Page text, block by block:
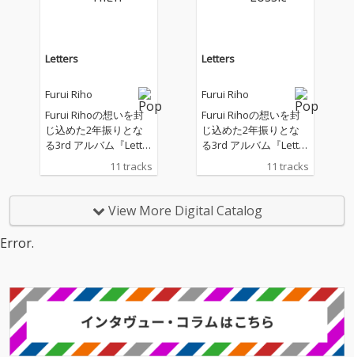
ないから” といった歌
詞には、不運なこと、
それがよりよい未来に
繋がることもあるとい
うポジティブなメッセ
ージが詰まっている。
タッグを組み、最近で
knoakが楽曲制作を共
ないから” といった歌
詞には、不運なこと、
それがよりよい未来に
繋がることもあるとい
うポジティブなメッセ
ージが詰まっている。
タッグを組み、最近で
knoakが楽曲制作を共
Letters
Furui Riho
Furui Rihoの想いを封
じ込めた2年振りとな
る3rd アルバム『Letter
そのタイトルのとお
に向けた手紙のよう
に、想いを綴った楽曲
年2025年夏にリリース
HE ANIMATION』オー
プニング主題歌「Hell
11 tracks
Letters
Furui Riho
Furui Rihoの想いを封
じ込めた2年振りとな
る3rd アルバム『Letter
そのタイトルのとお
に向けた手紙のよう
に、想いを綴った楽曲
年2025年夏にリリース
HE ANIMATION』オー
プニング主題歌「Hell
11 tracks
View More Digital Catalog
Error.